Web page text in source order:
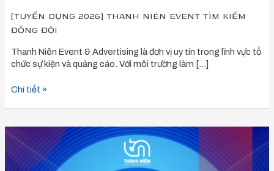
[TUYỂN DỤNG 2026] THANH NIÊN EVENT TÌM KIẾM
ĐỒNG ĐỘI
Thanh Niên Event & Advertising là đơn vị uy tín trong lĩnh vực tổ
chức sự kiện và quảng cáo. Với môi trường làm […]
Chi tiết »
Tuyển
dụng
5
Thợ